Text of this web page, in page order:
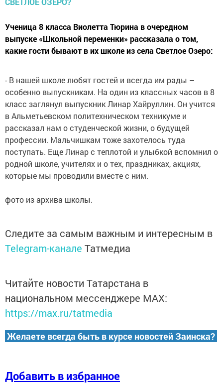
Ученица 8 класса Виолетта Тюрина в очередном
выпуске «Школьной переменки» рассказала о том,
какие гости бывают в их школе из села Светлое Озеро:
- В нашей школе любят гостей и всегда им рады –
особенно выпускникам. На один из классных часов в 8
класс заглянул выпускник Линар Хайруллин. Он учится
в Альметьевском политехническом техникуме и
рассказал нам о студенческой жизни, о будущей
профессии. Мальчишкам тоже захотелось туда
поступать. Еще Линар с теплотой и улыбкой вспомнил о
родной школе, учителях и о тех, праздниках, акциях,
которые мы проводили вместе с ним.
фото из архива школы.
Следите за самым важным и интересным в
Telegram-канале Татмедиа
Читайте новости Татарстана в
национальном мессенджере MАХ:
https://max.ru/tatmedia
Желаете всегда быть в курсе новостей Заинска?
Добавить в избранное